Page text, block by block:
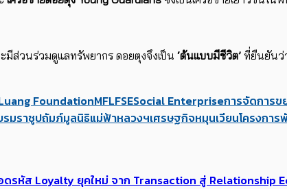
ส่วนร่วมดูแลทรัพยากร ดอยตุงจึงเป็น ‘ต้นแบบมีชีวิต’ ที่ยืนยันว่
FoundationMFLFSESocial Enterpriseการจัดการข
รมราชูปถัมภ์มูลนิธิแม่ฟ้าหลวงฯเศรษฐกิจหมุนเวียนโครงกา
ดรหัส Loyalty ยุคใหม่ จาก Transaction สู่ Relationship